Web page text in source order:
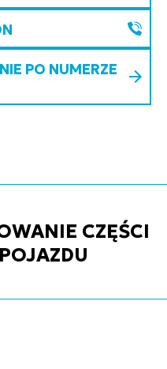
PO NUMERZE
CZĘŚCI